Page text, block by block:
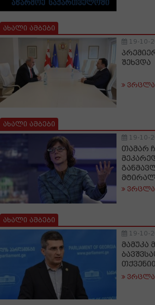
ახალი ამბები
19-10-
შეხვდა
ახალი ამბები
19-10-
თამარ
ახალი ამბები
19-10-
მამუკა